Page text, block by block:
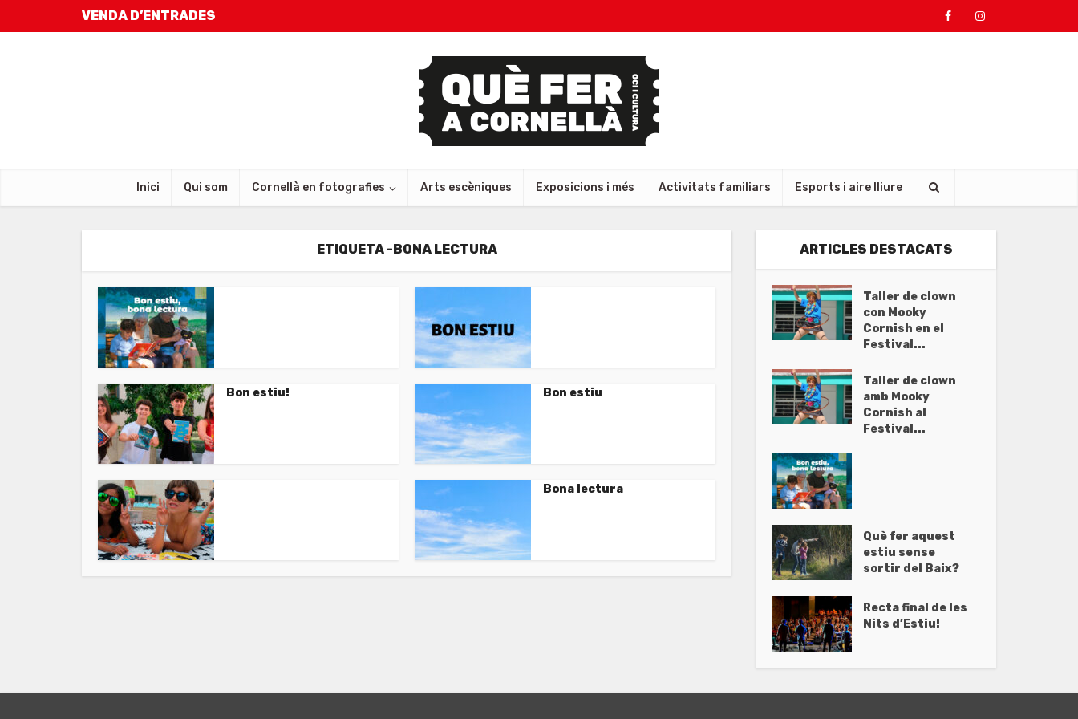
VENDA D’ENTRADES
Inici Qui som Cornellà en fotografies Arts escèniques Exposicions i més Activitats familiars Esports i aire lliure
ETIQUETA -BONA LECTURA
Bon estiu! Bon estiu
Bona lectura
ARTICLES DESTACATS
Taller de clown
con Mooky
Cornish en el
Festival...
Taller de clown
amb Mooky
Cornish al
Festival...
Què fer aquest
estiu sense
sortir del Baix?
Recta final de les
Nits d’Estiu!